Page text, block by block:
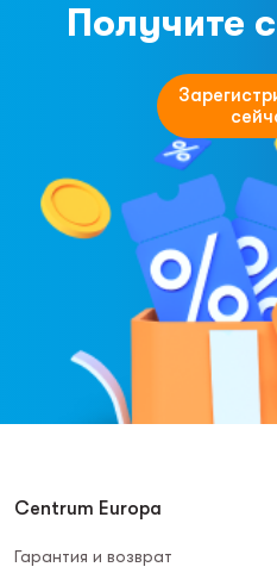
Получите
Centrum Europa
Гарантия и возврат